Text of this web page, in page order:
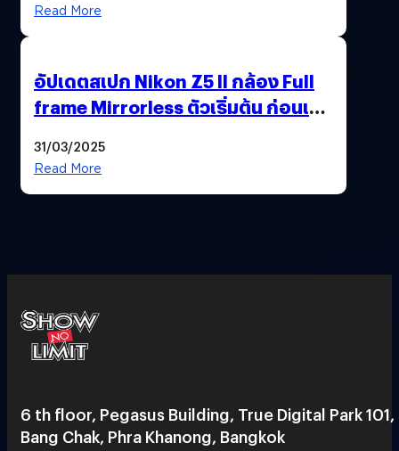
Read More
อัปเดตสเปก Nikon Z5 II กล้อง Full
frame Mirrorless ตัวเริ่มต้น ก่อนเปิด
31/03/2025
Read More
6 th floor, Pegasus Building, True Digital Park 101,
Bang Chak, Phra Khanong, Bangkok